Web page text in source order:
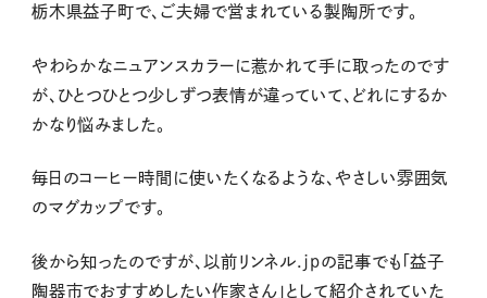
栃木県益子町で、ご夫婦で営まれている製陶所です。
やわらかなニュアンスカラーに惹かれて手に取ったのです
が、ひとつひとつ少しずつ表情が違っていて、どれにするか
かなり悩みました。
毎日のコーヒー時間に使いたくなるような、やさしい雰囲気
のマグカップです。
後から知ったのですが、以前リンネル.jpの記事でも「益子
陶器市でおすすめしたい作家さん」として紹介されていた